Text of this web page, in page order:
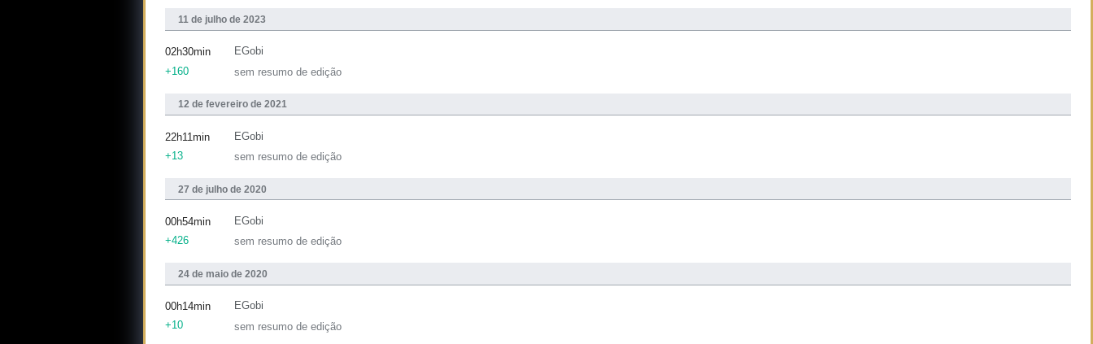
11 de julho de 2023
EGobi
sem resumo de edição
02h30min
+160
12 de fevereiro de 2021
EGobi
sem resumo de edição
22h11min
+13
27 de julho de 2020
EGobi
sem resumo de edição
00h54min
+426
24 de maio de 2020
EGobi
sem resumo de edição
00h14min
+10